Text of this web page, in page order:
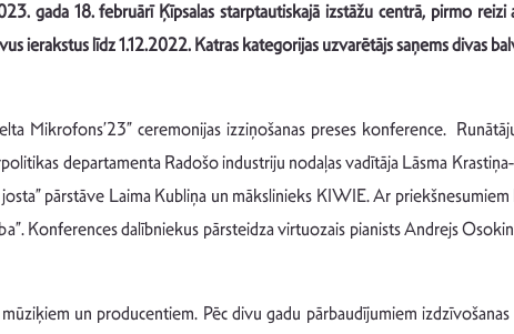
gada 18. februārī Ķīpsalas starptautiskajā izstāžu centrā, pirmo
ierakstus līdz 1.12.2022. Katras kategorijas uzvarētājs saņems divas
Mikrofons’23” ceremonijas izziņošanas preses konference.
departamenta Radošo industriju nodaļas vadītāja Lāsma
pārstāve Laima Kubliņa un mākslinieks KIWIE. Ar priekšnesumiem
Konferences dalībniekus pārsteidza virtuozais pianists Andrejs
un producentiem. Pēc divu gadu pārbaudījumiem